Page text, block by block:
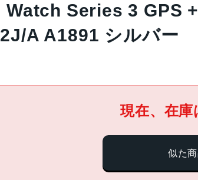
Watch Series 3 GPS
A A1891 シルバー
現在、在
似た